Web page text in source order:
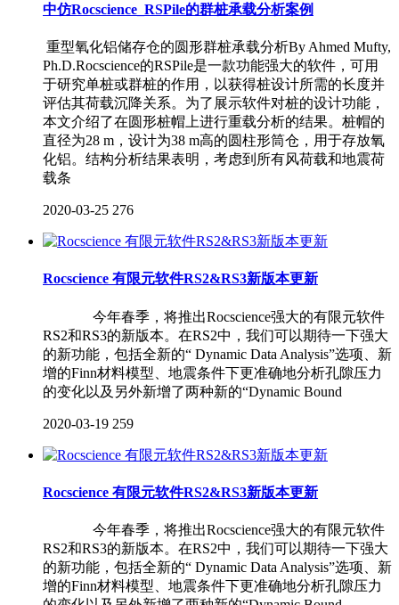
中仿Rocscience_RSPile的群桩承载分析案例
重型氧化铝储存仓的圆形群桩承载分析By Ahmed Mufty,
Ph.D.Rocscience的RSPile是一款功能强大的软件，可用
于研究单桩或群桩的作用，以获得桩设计所需的长度并
评估其荷载沉降关系。为了展示软件对桩的设计功能，
本文介绍了在圆形桩帽上进行重载分析的结果。桩帽的
直径为28 m，设计为38 m高的圆柱形筒仓，用于存放氧
化铝。结构分析结果表明，考虑到所有风荷载和地震荷
载条
2020-03-25 276
Rocscience 有限元软件RS2&RS3新版本更新
今年春季，将推出Rocscience强大的有限元软件
RS2和RS3的新版本。在RS2中，我们可以期待一下强大
的新功能，包括全新的“ Dynamic Data Analysis”选项、新
增的Finn材料模型、地震条件下更准确地分析孔隙压力
的变化以及另外新增了两种新的“Dynamic Bound
2020-03-19 259
Rocscience 有限元软件RS2&RS3新版本更新
今年春季，将推出Rocscience强大的有限元软件
RS2和RS3的新版本。在RS2中，我们可以期待一下强大
的新功能，包括全新的“ Dynamic Data Analysis”选项、新
增的Finn材料模型、地震条件下更准确地分析孔隙压力